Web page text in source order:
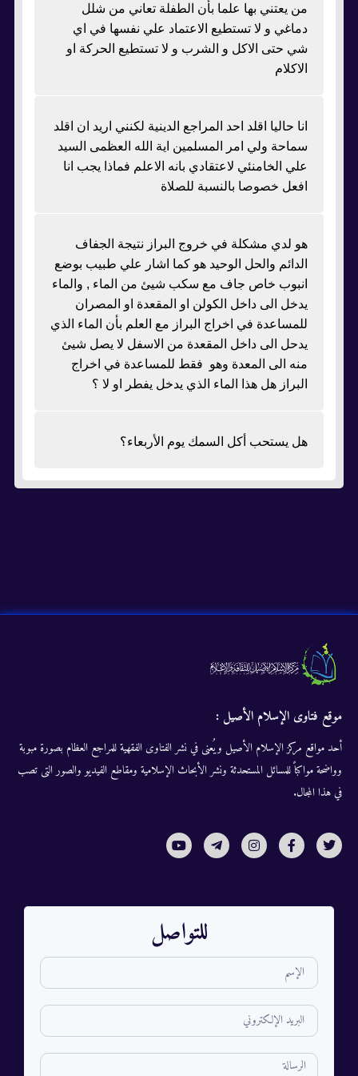
من يعتني بها علما بأن الطفلة تعاني من شلل
دماغي و لا تستطيع الاعتماد علي نفسها في اي
شي حتى الاكل و الشرب و لا تستطيع الحركة او
الاكلام
انا حاليا اقلد احد المراجع الدينية لكنني اريد ان اقلد
سماحة ولي امر المسلمين اية الله العظمى السيد
علي الخامنئي لاعتقادي بانه الاعلم فماذا يجب انا
افعل خصوصا بالنسبة للصلاة
هو لدي مشكلة في خروج البراز نتيجة الجفاف
الدائم والحل الوحيد هو كما اشار علي طبيب بوضع
انبوب خاص جاف مع سكب شيئ من الماء , والماء
يدخل الى داخل الكولن او المقعدة او المصران
للمساعدة في اخراج البراز مع العلم بأن الماء الذي
يدحل الى داخل المقعدة من الاسفل لا يصل شيئ
منه الى المعدة وهو فقط للمساعدة في اخراج
البراز هل هذا الماء الذي يدخل يفطر او لا ؟
هل يستحب أكل السمك يوم الأربعاء؟
موقع فتاوى الإسلام الأصيل :
أحد مواقع مركز الإسلام الأصيل ويُعنى في نشر الفتاوى الفقهية للمراجع العظام بصورة مبوبة
وواضحة مواكباً للمسائل المستحدثة ونشر الأبحاث الإسلامية ومقاطع الفيديو والصور التى تصب
في هذا المجال.
للتواصل